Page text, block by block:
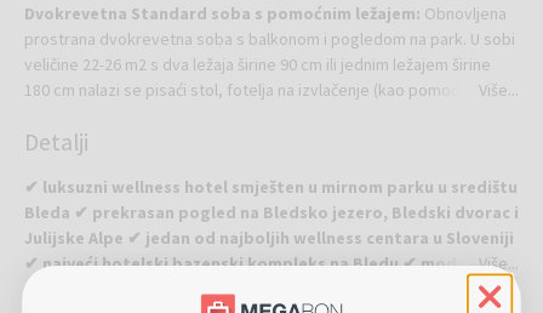
Dvokrevetna Standard soba s pomoćnim ležajem: Obnovljena
prostrana dvokrevetna soba s balkonom i pogledom na park. U sobi
veličine 22-26 m2 s dva ležaja širine 90 cm ili jednim ležajem širine
180 cm nalazi se pisaći stol, fotelja na izvlačenje (kao pomoćni ležaj
kupaonica s kadom ili tušem i WC. Sve sobe obnovljene su u travnju
Više...
Detalji
✔ luksuzni wellness hotel smješten u mirnom parku u središtu
Bleda ✔ prekrasan pogled na Bledsko jezero, Bledski dvorac i
Julijske Alpe ✔ jedan od najboljih wellness centara u Sloveniji
✔ najveći hotelski bazenski kompleks na Bledu ✔ moderan
kongresni centar ✔ hotel nadahnut Riklijevom tradicijom
Više...